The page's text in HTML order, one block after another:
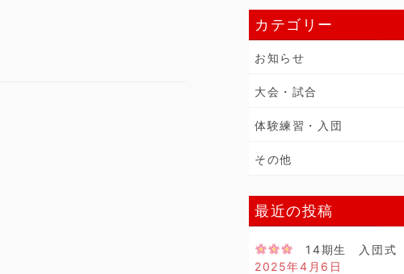
カテゴリー
お知らせ
大会・試合
体験練習・入団
その他
最近の投稿
14期生 入団式
2025年4月6日